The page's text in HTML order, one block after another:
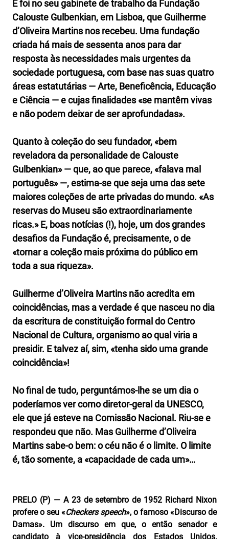
E foi no seu gabinete de trabalho da Fundação
Calouste Gulbenkian, em Lisboa, que Guilherme
d’Oliveira Martins nos recebeu. Uma fundação
criada há mais de sessenta anos para dar
resposta às necessidades mais urgentes da
sociedade portuguesa, com base nas suas quatro
áreas estatutárias — Arte, Beneficência, Educação
e Ciência — e cujas finalidades «se mantêm vivas
e não podem deixar de ser aprofundadas».
Quanto à coleção do seu fundador, «bem
reveladora da personalidade de Calouste
Gulbenkian» — que, ao que parece, «falava mal
português» —, estima-se que seja uma das sete
maiores coleções de arte privadas do mundo. «As
reservas do Museu são extraordinariamente
ricas.» E, boas notícias (!), hoje, um dos grandes
desafios da Fundação é, precisamente, o de
«tornar a coleção mais próxima do público em
toda a sua riqueza».
Guilherme d’Oliveira Martins não acredita em
coincidências, mas a verdade é que nasceu no dia
da escritura de constituição formal do Centro
Nacional de Cultura, organismo ao qual viria a
presidir. E talvez aí, sim, «tenha sido uma grande
coincidência»!
No final de tudo, perguntámos-lhe se um dia o
poderíamos ver como diretor-geral da UNESCO,
ele que já esteve na Comissão Nacional. Riu-se e
respondeu que não. Mas Guilherme d’Oliveira
Martins sabe-o bem: o céu não é o limite. O limite
é, tão somente, a «capacidade de cada um»…
PRELO (P) — A 23 de setembro de 1952 Richard Nixon
profere o seu «Checkers speech», o famoso «Discurso de
Damas». Um discurso em que, o então senador e
candidato à vice‑presidência dos Estados Unidos,